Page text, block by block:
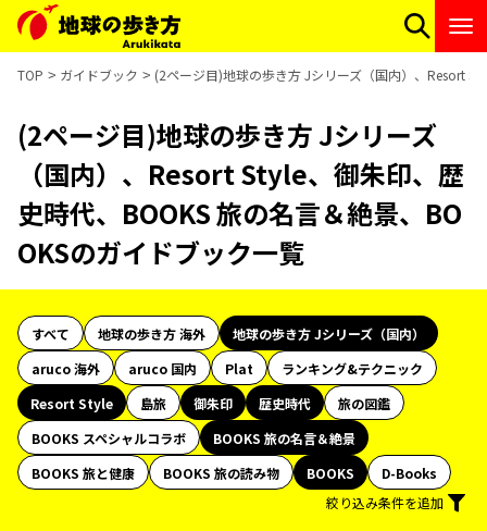
TOP ガイドブック (2ページ目)地球の歩き方 Jシリーズ（国内）、Resort
(2ページ目)地球の歩き方 Jシリーズ
（国内）、Resort Style、御朱印、歴
史時代、BOOKS 旅の名言＆絶景、BO
OKSのガイドブック一覧
すべて 地球の歩き方 海外
地球の歩き方 Jシリーズ（国内）
aruco 海外
aruco 国内 Plat
ランキング&テクニック
Resort Style
島旅 御朱印 歴史時代
旅の図鑑
BOOKS スペシャルコラボ
BOOKS 旅の名言＆絶景
BOOKS 旅と健康
BOOKS 旅の読み物 BOOKS
D-Books
絞り込み条件を追加